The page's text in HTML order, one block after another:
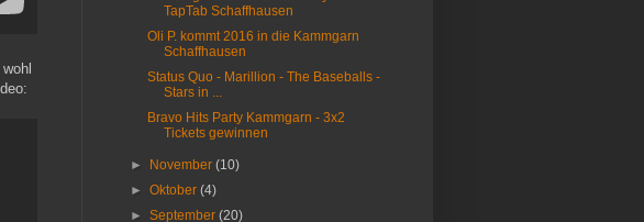
TapTab Schaffhausen
Oli P. kommt 2016 in die Kammgarn
Schaffhausen
Status Quo - Marillion - The Baseballs -
Stars in ...
Bravo Hits Party Kammgarn - 3x2
Tickets gewinnen
► November(10)
►Oktober(4)
►September(20)